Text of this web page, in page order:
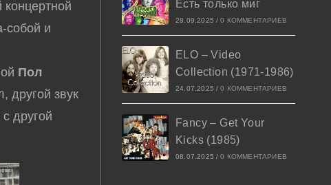
концертной
собой и
Пол
другой звук
другой
Есть только миг
28.09.2025 / 0 КОММЕНТАРИЕВ
ELO – Video
Collection (1971-1986)
24.07.2025 / 0 КОММЕНТАРИЕВ
Fancy – Get Your
Kicks (1985)
08.07.2025 / 0 КОММЕНТАРИЕВ